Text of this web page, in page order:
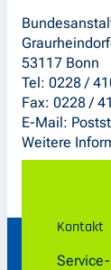
53117 Bonn
Tel: 0228 /
Fax: 0228 /
E-Mail:
Weitere
Kontakt